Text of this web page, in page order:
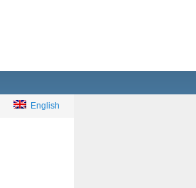
English